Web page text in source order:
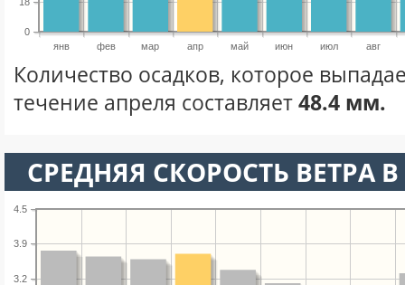
янв фев мар апр май июн июл авг
0
Количество осадков, которое
течение апреля составляет48.4 мм.
СРЕДНЯЯ СКОРОСТЬ ВЕТРА
3.2
3.9
4.5